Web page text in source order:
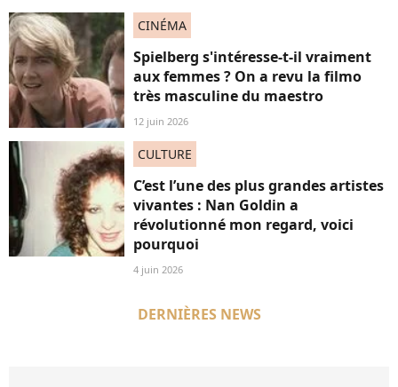
CINÉMA
Spielberg s'intéresse-t-il vraiment
aux femmes ? On a revu la filmo
très masculine du maestro
12 juin 2026
CULTURE
C’est l’une des plus grandes artistes
vivantes : Nan Goldin a
révolutionné mon regard, voici
pourquoi
4 juin 2026
DERNIÈRES NEWS